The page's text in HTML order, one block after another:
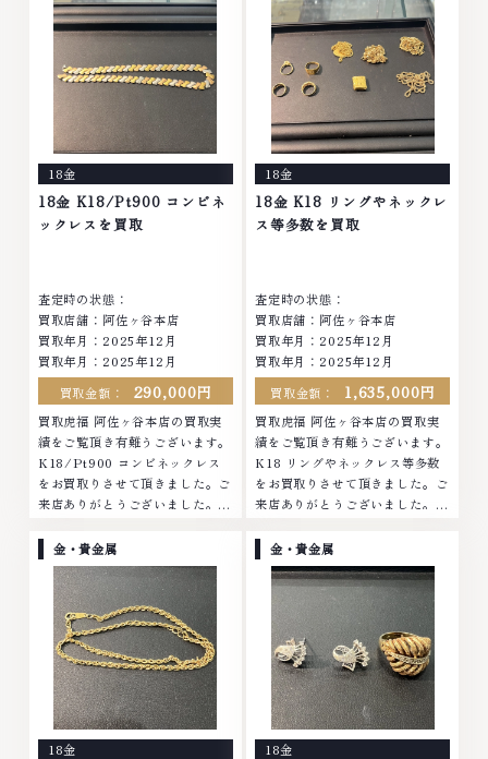
酒買取りのこ...
お任せください...
18金
18金 K18/Pt900 コンビネ
ックレスを買取
査定時の状態：
買取店舗：阿佐ヶ谷本店
買取年月： 2025年12月
買取年月： 2025年12月
買取金額：
290,000円
買取虎福 阿佐ヶ谷本店の買取実
績をご覧頂き有難うございます。
K18/Pt900 コンビネックレス
をお買取りさせて頂きました。ご
来店ありがとうございました。■
ダイヤモンド ブランド品 ブラン
ド衣類 お酒買取りのことなら、
お任せくださいな...
18金
18金 K18 リングやネックレ
ス等多数を買取
査定時の状態：
買取店舗：阿佐ヶ谷本店
買取年月： 2025年12月
買取年月： 2025年12月
買取金額：
1,635,000円
買取虎福 阿佐ヶ谷本店の買取実
績をご覧頂き有難うございます。
K18 リングやネックレス等多数
をお買取りさせて頂きました。ご
来店ありがとうございました。■
ダイヤモンド ブランド品 ブラン
ド衣類 お酒買取りのことなら、
お任せください...
金・貴金属
18金
金・貴金属
18金